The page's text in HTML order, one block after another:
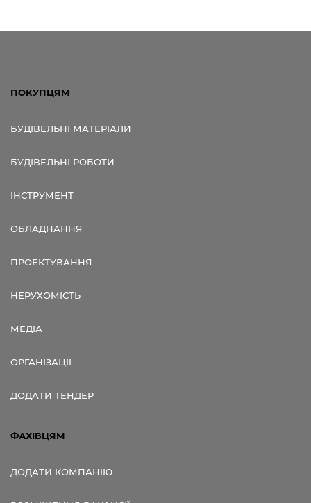
ПОКУПЦЯМ
БУДІВЕЛЬНІ МАТЕРІАЛИ
БУДІВЕЛЬНІ РОБОТИ
ІНСТРУМЕНТ
ОБЛАДНАННЯ
ПРОЕКТУВАННЯ
НЕРУХОМІСТЬ
МЕДІА
ОРГАНІЗАЦІЇ
ДОДАТИ ТЕНДЕР
ФАХІВЦЯМ
ДОДАТИ КОМПАНІЮ